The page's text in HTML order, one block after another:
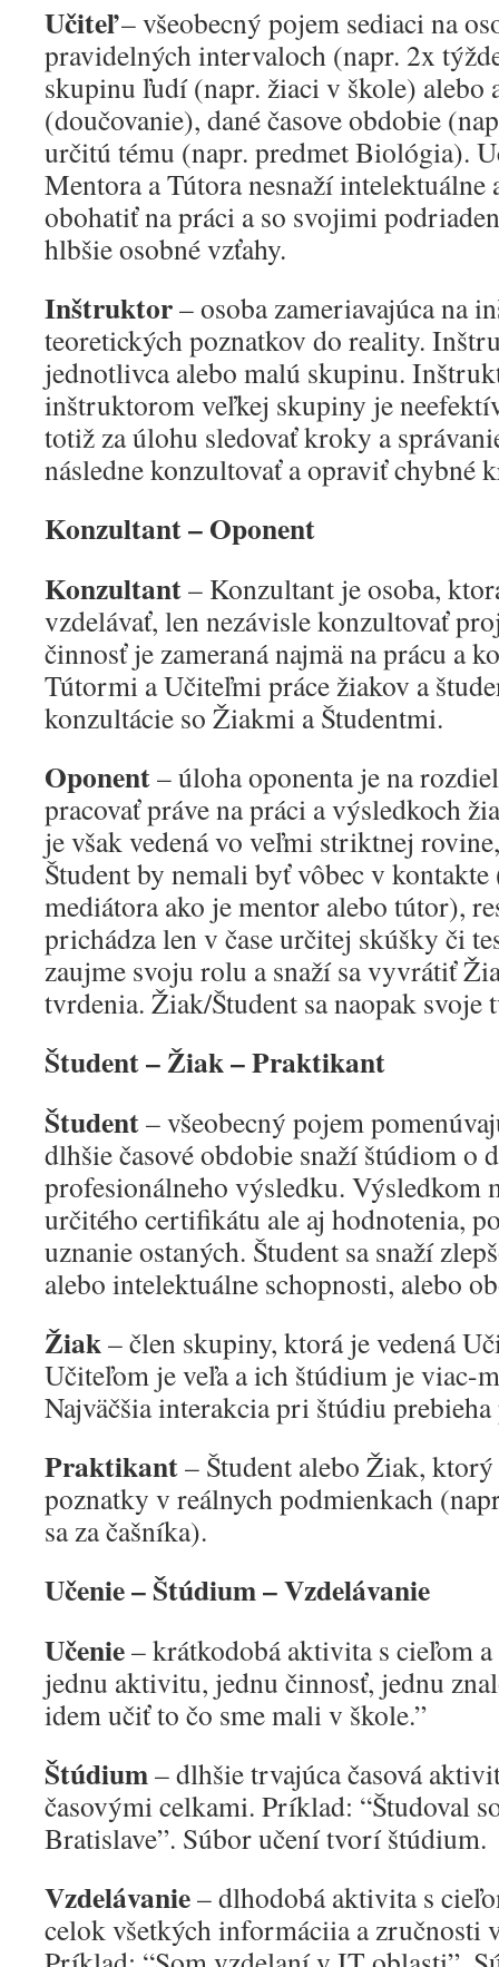
Učiteľ– všeobecný pojem sediaci na
pravidelných intervaloch (napr. 2x
skupinu ľudí (napr. žiaci v škole) alebo
(doučovanie), dané časove obdobie
určitú tému (napr. predmet Biológia).
Mentora a Tútora nesnaží intelektuálne
obohatiť na práci a so svojimi
hlbšie osobné vzťahy.
Inštruktor– osoba zameriavajúca na
teoretických poznatkov do reality.
jednotlivca alebo malú skupinu.
inštruktorom veľkej skupiny je
totiž za úlohu sledovať kroky a
následne konzultovať a opraviť chybné
Konzultant – Oponent
Konzultant– Konzultant je osoba,
vzdelávať, len nezávisle konzultovať
činnosť je zameraná najmä na prácu a
Tútormi a Učiteľmi práce žiakov a
konzultácie so Žiakmi a Študentmi.
Oponent– úloha oponenta je na
pracovať práve na práci a výsledkoch
je však vedená vo veľmi striktnej
Študent by nemali byť vôbec v kontakte
mediátora ako je mentor alebo tútor),
prichádza len v čase určitej skúšky či
zaujme svoju rolu a snaží sa vyvrátiť
tvrdenia. Žiak/Študent sa naopak svoje
Študent – Žiak – Praktikant
Študent– všeobecný pojem
dlhšie časové obdobie snaží štúdiom o
profesionálneho výsledku. Výsledkom
určitého certifikátu ale aj hodnotenia,
uznanie ostaných. Študent sa snaží
alebo intelektuálne schopnosti, alebo
Žiak– člen skupiny, ktorá je vedená
Učiteľom je veľa a ich štúdium je viac-
Najväčšia interakcia pri štúdiu
Praktikant– Študent alebo Žiak,
poznatky v reálnych podmienkach
sa za čašníka).
Učenie – Štúdium – Vzdelávanie
Učenie– krátkodobá aktivita s cieľom a
jednu aktivitu, jednu činnosť, jednu
idem učiť to čo sme mali v škole.”
Štúdium– dlhšie trvajúca časová
časovými celkami. Príklad: “Študoval
Bratislave”. Súbor učení tvorí štúdium.
Vzdelávanie– dlhodobá aktivita s
celok všetkých informáciia a zručnosti